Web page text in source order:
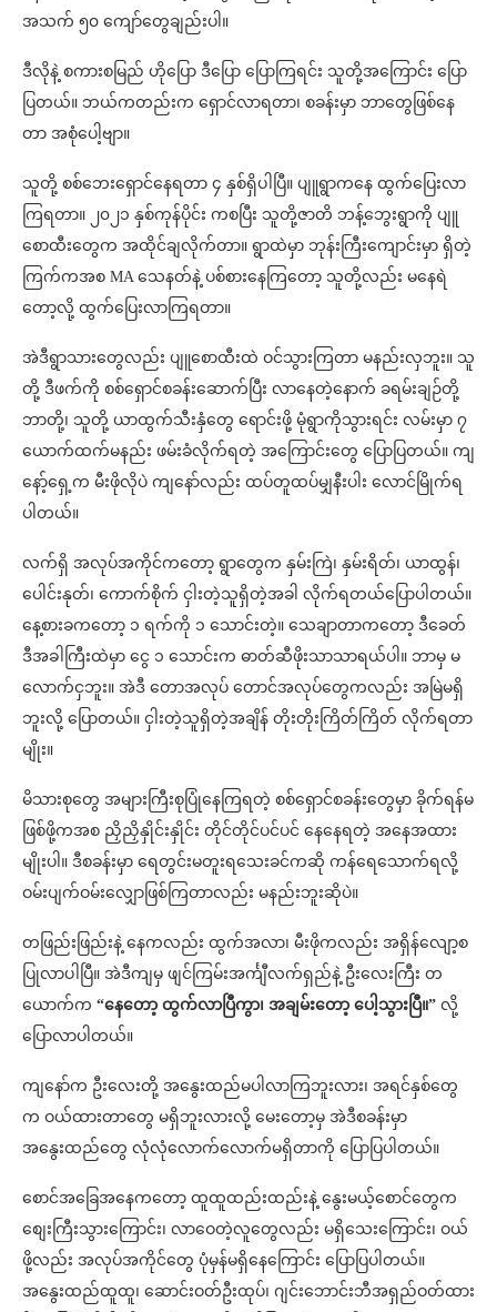
အသက် ၅၀ ကျော်တွေချည်းပါ။
ဒီလိုနဲ့ စကားစမြည် ဟိုပြော ဒီပြော ပြောကြရင်း သူတို့အကြောင်း ပြော
ပြတယ်။ ဘယ်ကတည်းက ရှောင်လာရတာ၊ စခန်းမှာ ဘာတွေဖြစ်နေ
တာ အစုံပေါ့ဗျာ။
သူတို့ စစ်ဘေးရှောင်နေရတာ ၄ နှစ်ရှိပါပြီ။ ပျူရွာကနေ ထွက်ပြေးလာ
ကြရတာ။ ၂၀၂၁ နှစ်ကုန်ပိုင်း ကစပြီး သူတို့ဇာတိ ဘန့်ဘွေးရွာကို ပျူ
စောထီးတွေက အထိုင်ချလိုက်တာ။ ရွာထဲမှာ ဘုန်းကြီးကျောင်းမှာ ရှိတဲ့
ကြက်ကအစ MA သေနတ်နဲ့ ပစ်စားနေကြတော့ သူတို့လည်း မနေရဲ
တော့လို့ ထွက်ပြေးလာကြရတာ။
အဲဒီရွာသားတွေလည်း ပျူစောထီးထဲ ဝင်သွားကြတာ မနည်းလှဘူး။ သူ
တို့ ဒီဖက်ကို စစ်ရှောင်စခန်းဆောက်ပြီး လာနေတဲ့နောက် ခရမ်းချဉ်တို့
ဘာတို့၊ သူတို့ ယာထွက်သီးနှံတွေ ရောင်းဖို့ မုံရွာကိုသွားရင်း လမ်းမှာ ၇
ယောက်ထက်မနည်း ဖမ်းခံလိုက်ရတဲ့ အကြောင်းတွေ ပြောပြတယ်။ ကျ
နော့်ရှေ့က မီးဖိုလိုပဲ ကျနော်လည်း ထပ်တူထပ်မျှနီးပါး လောင်မြိုက်ရ
ပါတယ်။
လက်ရှိ အလုပ်အကိုင်ကတော့ ရွာတွေက နှမ်းကြဲ၊ နှမ်းရိတ်၊ ယာထွန်၊
ပေါင်းနုတ်၊ ကောက်စိုက် ငှါးတဲ့သူရှိတဲ့အခါ လိုက်ရတယ်ပြောပါတယ်။
နေ့စားခကတော့ ၁ ရက်ကို ၁ သောင်းတဲ့။ သေချာတာကတော့ ဒီခေတ်
ဒီအခါကြီးထဲမှာ ငွေ ၁ သောင်းက ဓာတ်ဆီဖိုးသာသာရယ်ပါ။ ဘာမှ မ
လောက်ငှဘူး။ အဲဒီ တောအလုပ် တောင်အလုပ်တွေကလည်း အမြဲမရှိ
ဘူးလို့ ပြောတယ်။ ငှါးတဲ့သူရှိတဲ့အချိန် တိုးတိုးကြိတ်ကြိတ် လိုက်ရတာ
မျိုး။
မိသားစုတွေ အများကြီးစုပြုံနေကြရတဲ့ စစ်ရှောင်စခန်းတွေမှာ ခိုက်ရန်မ
ဖြစ်ဖို့ကအစ ညှိညှိနှိုင်းနှိုင်း တိုင်တိုင်ပင်ပင် နေနေရတဲ့ အနေအထား
မျိုးပါ။ ဒီစခန်းမှာ ရေတွင်းမတူးရသေးခင်ကဆို ကန်ရေသောက်ရလို့
ဝမ်းပျက်ဝမ်းလျှောဖြစ်ကြတာလည်း မနည်းဘူးဆိုပဲ။
တဖြည်းဖြည်းနဲ့ နေကလည်း ထွက်အလာ၊ မီးဖိုကလည်း အရှိန်လျော့စ
ပြုလာပါပြီ။ အဲဒီကျမှ ဖျင်ကြမ်းအင်္ကျီလက်ရှည်နဲ့ ဦးလေးကြီး တ
ယောက်က “နေတော့ ထွက်လာပြီကွာ၊ အချမ်းတော့ ပေါ့သွားပြီ။” လို့
ပြောလာပါတယ်။
ကျနော်က ဦးလေးတို့ အနွေးထည်မပါလာကြဘူးလား၊ အရင်နှစ်တွေ
က ဝယ်ထားတာတွေ မရှိဘူးလားလို့ မေးတော့မှ အဲဒီစခန်းမှာ
အနွေးထည်တွေ လုံလုံလောက်လောက်မရှိတာကို ပြောပြပါတယ်။
စောင်အခြေအနေကတော့ ထူထူထည်းထည်းနဲ့ နွေးမယ့်စောင်တွေက
စျေးကြီးသွားကြောင်း၊ လာဝေတဲ့လူတွေလည်း မရှိသေးကြောင်း၊ ဝယ်
ဖို့လည်း အလုပ်အကိုင်တွေ ပုံမှန်မရှိနေကြောင်း ပြောပြပါတယ်။
အနွေးထည်ထူထူ၊ ဆောင်းဝတ်ဦးထုပ်၊ ဂျင်းဘောင်းဘီအရှည်ဝတ်ထား